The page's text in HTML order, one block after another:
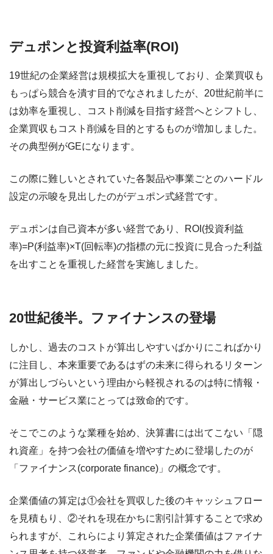
デュポンと投資利益率(ROI)
19世紀の企業経営は規模拡大を重視しており、企業買収も
もっぱら競合を潰す目的でなされましたが、20世紀前半に
は効率を重視し、コスト削減を目指す経営へとシフトし、
企業買収もコスト削減を目的とするものが増加しました。
その典型例がGEになります。
この際に難しいとされていた各製品や事業ごとのハードル
設定の示唆を見出したのがデュポン式経営です。
デュポンは自己資本が多い経営であり、ROI(投資利益
率)=P(利益率)×T(回転率)の指標の元に投資に見合った利益
を出すことを重視した経営を実施しました。
20世紀後半。ファイナンスの登場
しかし、過去のコストが算出しやすいばかりにこればかり
に注目し、本来重要であるはずの未来に得られるリターン
が算出しづらいという理由から軽視されるのは特に情報・
金融・サービス業にとっては致命的です。
そこでこのような業種を始め、決算書には出てこない「隠
れ資産」を持つ会社の価値を増やすために登場したのが
「ファイナンス(corporate finance)」の概念です。
企業価値の算定は①会社を買収した後のキャッシュフロー
を見積もり、②それを現在かちに割引計算することで求め
られますが、これらにより算定された企業価値はファイナ